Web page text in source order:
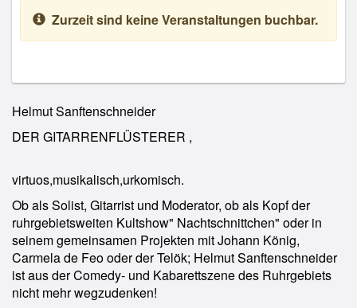
Zurzeit sind keine Veranstaltungen buchbar.
Helmut Sanftenschneider
DER GITARRENFLÜSTERER ,
virtuos,musikalisch,urkomisch.
Ob als Solist, Gitarrist und Moderator, ob als Kopf der
ruhrgebietsweiten Kultshow" Nachtschnittchen" oder in
seinem gemeinsamen Projekten mit Johann König,
Carmela de Feo oder der Telök; Helmut Sanftenschneider
ist aus der Comedy- und Kabarettszene des Ruhrgebiets
nicht mehr wegzudenken!